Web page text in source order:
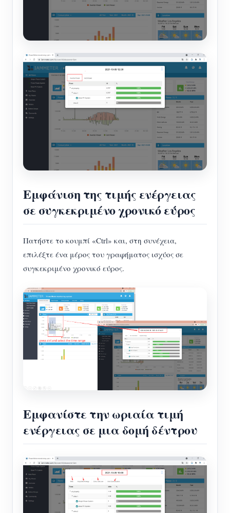
Εμφάνιση της τιμής ενέργειας
σε συγκεκριμένο χρονικό εύρος
Πατήστε το κουμπί «Ctrl» και, στη συνέχεια,
επιλέξτε ένα μέρος του γραφήματος ισχύος σε
συγκεκριμένο χρονικό εύρος.
Εμφανίστε την ωριαία τιμή
ενέργειας σε μια δομή δέντρου